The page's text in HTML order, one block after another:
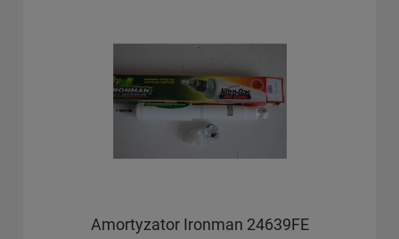
Amortyzator Ironman 24639FE